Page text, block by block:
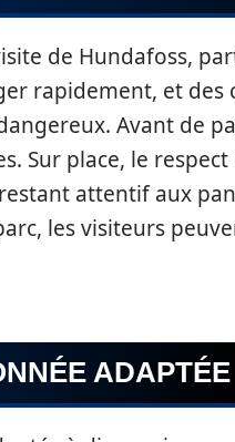
de Hundafoss,
rapidement, et des
Avant de
Sur place, le
attentif aux
les visiteurs
ADAPTÉE